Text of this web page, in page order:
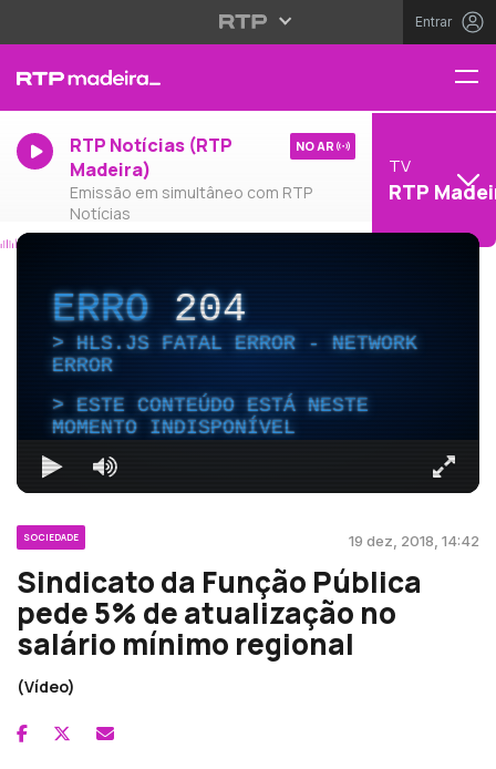
Entrar
RTP Notícias (RTP
Madeira)
Emissão em simultâneo com RTP
Notícias
NO AR
TV
RTP
ERRO204
HLS.JS FATAL ERROR - NETWORK
ERROR
ESTE CONTEÚDO ESTÁ NESTE
MOMENTO INDISPONÍVEL
SOCIEDADE 19 dez, 2018, 14:42
Sindicato da Função Pública
pede 5% de atualização no
salário mínimo regional
(Vídeo)